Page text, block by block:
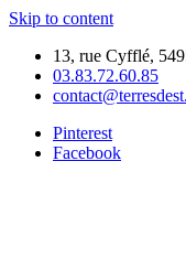
Skip to content
13, rue Cyfflé,
03.83.72.60.85
Pinterest
Facebook